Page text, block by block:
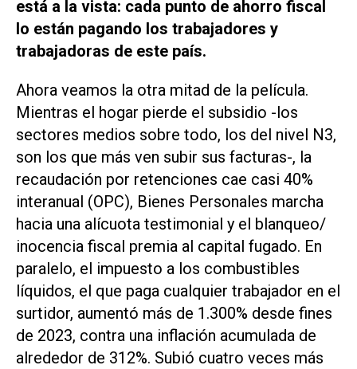
está a la vista: cada punto de ahorro fiscal
lo están pagando los trabajadores y
trabajadoras de este país.
Ahora veamos la otra mitad de la película.
Mientras el hogar pierde el subsidio -los
sectores medios sobre todo, los del nivel N3,
son los que más ven subir sus facturas-, la
recaudación por retenciones cae casi 40%
interanual (OPC), Bienes Personales marcha
hacia una alícuota testimonial y el blanqueo/
inocencia fiscal premia al capital fugado. En
paralelo, el impuesto a los combustibles
líquidos, el que paga cualquier trabajador en el
surtidor, aumentó más de 1.300% desde fines
de 2023, contra una inflación acumulada de
alrededor de 312%. Subió cuatro veces más